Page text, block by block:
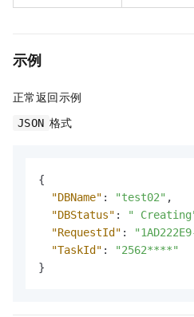
示例
正常返回示例
JSON 格式
{
"DBName" : "test02" ,
"DBStatus" : "
"RequestId" :
"TaskId" :
"2562****"
}